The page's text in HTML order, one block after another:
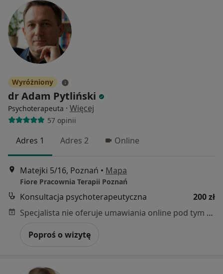
Wyróżniony
dr Adam Pytliński
Psychoterapeuta · Więcej
57 opinii
Adres 1 Adres 2 Online
Matejki 5/16, Poznań • Mapa
Fiore Pracownia Terapii Poznań
Konsultacja psychoterapeutyczna
200 zł
Specjalista nie oferuje umawiania online pod tym adresem.
Poproś o wizytę